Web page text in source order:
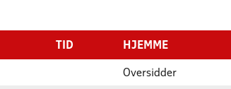
TID HJEMME
Oversidder